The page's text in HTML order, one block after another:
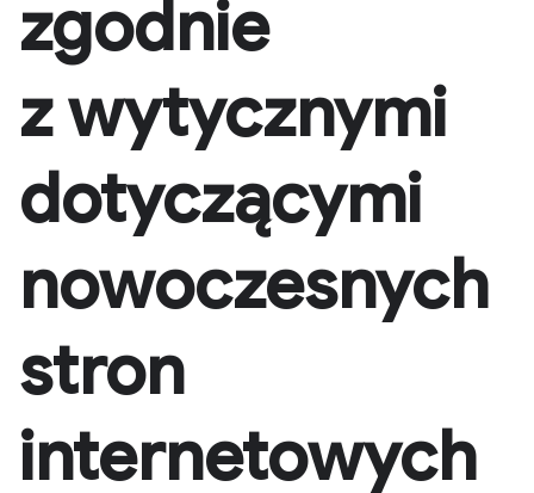
zgodnie
z wytycznymi
dotyczącymi
nowoczesnych
stron
internetowych